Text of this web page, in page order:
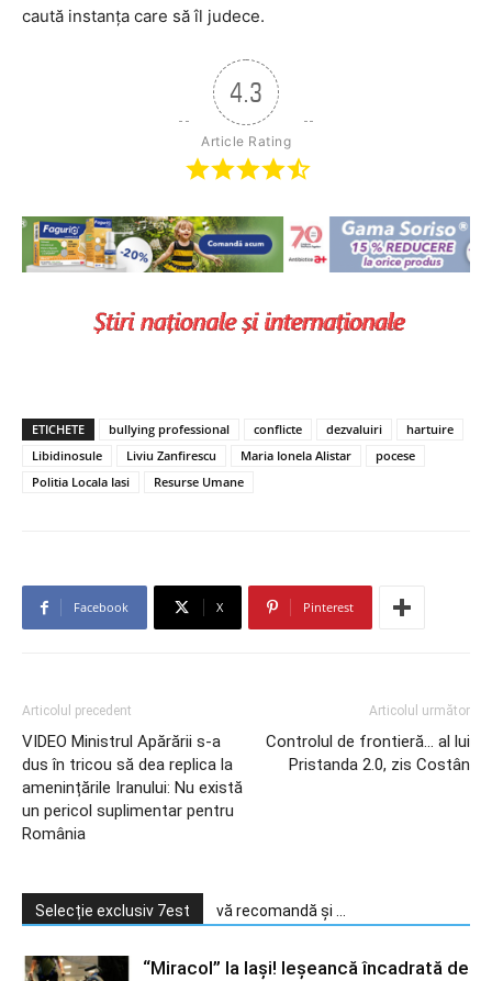
caută instanța care să îl judece.
4.3
Article Rating
ETICHETE bullying professional conflicte dezvaluiri
hartuire
Libidinosule
Liviu Zanfirescu Maria Ionela Alistar
pocese
Politia Locala Iasi
Resurse Umane
Facebook X Pinterest
Articolul precedent
VIDEO Ministrul Apărării s-a
dus în tricou să dea replica la
amenințările Iranului: Nu există
un pericol suplimentar pentru
România
Articolul următor
Controlul de frontieră… al lui
Pristanda 2.0, zis Costân
Selecție exclusiv 7est vă recomandă și ...
“Miracol” la Iași! Ieșeancă încadrată de